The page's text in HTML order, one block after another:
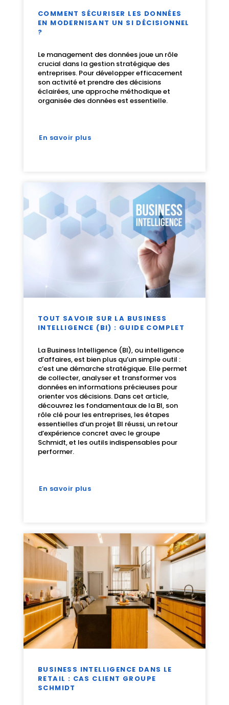
COMMENT SÉCURISER LES DONNÉES
EN MODERNISANT UN SI DÉCISIONNEL
?
Le management des données joue un rôle
crucial dans la gestion stratégique des
entreprises. Pour développer efficacement
son activité et prendre des décisions
éclairées, une approche méthodique et
organisée des données est essentielle.
En savoir plus
TOUT SAVOIR SUR LA BUSINESS
INTELLIGENCE (BI) : GUIDE COMPLET
La Business Intelligence (BI), ou intelligence
d’affaires, est bien plus qu’un simple outil :
c’est une démarche stratégique. Elle permet
de collecter, analyser et transformer vos
données en informations précieuses pour
orienter vos décisions. Dans cet article,
découvrez les fondamentaux de la BI, son
rôle clé pour les entreprises, les étapes
essentielles d’un projet BI réussi, un retour
d’expérience concret avec le groupe
Schmidt, et les outils indispensables pour
performer.
En savoir plus
BUSINESS INTELLIGENCE DANS LE
RETAIL : CAS CLIENT GROUPE
SCHMIDT